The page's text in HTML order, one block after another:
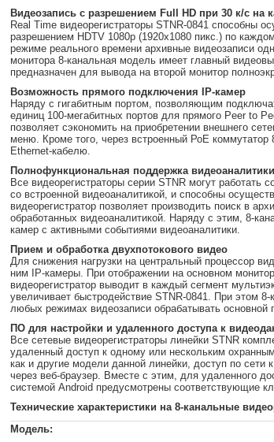
Видеозапись с разрешением Full HD при 30 к/с на
Real Time видеорегистраторы STNR-0841 способны
разрешением HDTV 1080p (1920х1080 пикс.) по
режиме реального времени архивные видеозаписи
монитора 8-канальная модель имеет главный
предназначен для вывода на второй монитор
Возможность прямого подключения IP-камер
Наряду с гигабитным портом, позволяющим
единиц 100-мегабитных портов для прямого Peer to
позволяет сэкономить на приобретении внешнего
меню. Кроме того, через встроенный РоЕ
Ethernet-кабелю.
Полнофункциональная поддержка
Все видеорегистраторы серии STNR могут
со встроенной видеоаналитикой, и способны
видеорегистратор позволяет производить поиск в
обработанных видеоаналитикой. Наряду с этим, 8-
камер с активными событиями видеоаналитики.
Прием и обработка двухпотокового видео
Для снижения нагрузки на центральный процессор
ним IP-камеры. При отображении на основном
видеорегистратор выводит в каждый сегмент
увеличивает быстродействие STNR-0841. При этом
любых режимах видеозаписи обрабатывать
ПО для настройки и удаленного доступа к
Все сетевые видеорегистраторы линейки STNR
удаленный доступ к одному или нескольким
как и другие модели данной линейки, доступ по сети
через веб-браузер. Вместе с этим, для удаленного
системой Android предусмотрены соответствующие
Технические характеристики на 8-канальные
Модель: